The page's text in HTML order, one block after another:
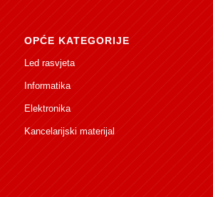
OPĆE KATEGORIJE
Led rasvjeta
Informatika
Elektronika
Kancelarijski materijal